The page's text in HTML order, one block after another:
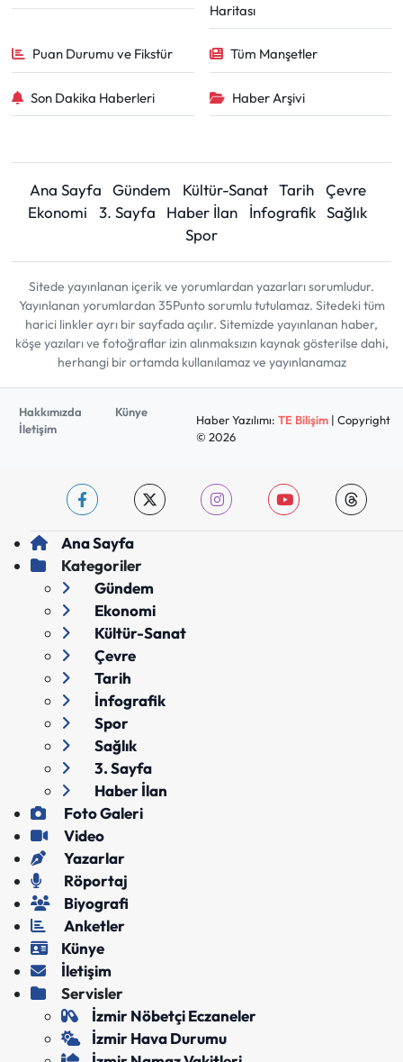
Haritası
Puan Durumu ve Fikstür Tüm Manşetler
Son Dakika Haberleri Haber Arşivi
Ana Sayfa Gündem Kültür-Sanat Tarih
Çevre
Ekonomi
3. Sayfa Haber İlan İnfografik Sağlık
Spor
Sitede yayınlanan içerik ve yorumlardan yazarları sorumludur.
Yayınlanan yorumlardan 35Punto sorumlu tutulamaz. Sitedeki tüm
harici linkler ayrı bir sayfada açılır. Sitemizde yayınlanan haber,
köşe yazıları ve fotoğraflar izin alınmaksızın kaynak gösterilse dahi,
herhangi bir ortamda kullanılamaz ve yayınlanamaz
Hakkımızda
Künye
İletişim
Haber Yazılımı: TE Bilişim| Copyright
© 2026
Ana Sayfa
Kategoriler
Gündem
Ekonomi
Kültür-Sanat
Çevre
Tarih
İnfografik
Spor
Sağlık
3. Sayfa
Haber İlan
Foto Galeri
Video
Yazarlar
Röportaj
Biyografi
Anketler
Künye
İletişim
Servisler
İzmir Nöbetçi Eczaneler
İzmir Hava Durumu